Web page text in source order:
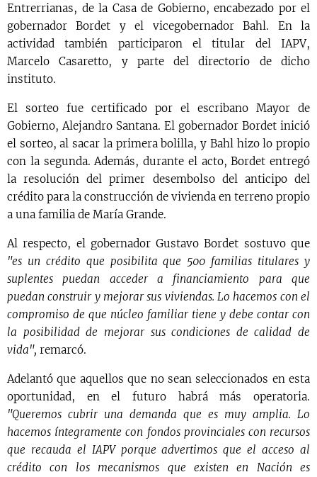
Entrerrianas, de la Casa de Gobierno, encabezado por el
gobernador Bordet y el vicegobernador Bahl. En la
actividad también participaron el titular del IAPV,
Marcelo Casaretto, y parte del directorio de dicho
instituto.
El sorteo fue certificado por el escribano Mayor de
Gobierno, Alejandro Santana. El gobernador Bordet inició
el sorteo, al sacar la primera bolilla, y Bahl hizo lo propio
con la segunda. Además, durante el acto, Bordet entregó
la resolución del primer desembolso del anticipo del
crédito para la construcción de vivienda en terreno propio
a una familia de María Grande.
Al respecto, el gobernador Gustavo Bordet sostuvo que
"es un crédito que posibilita que 500 familias titulares y
suplentes puedan acceder a financiamiento para que
puedan construir y mejorar sus viviendas. Lo hacemos con el
compromiso de que núcleo familiar tiene y debe contar con
la posibilidad de mejorar sus condiciones de calidad de
vida", remarcó.
Adelantó que aquellos que no sean seleccionados en esta
oportunidad, en el futuro habrá más operatoria.
"Queremos cubrir una demanda que es muy amplia. Lo
hacemos íntegramente con fondos provinciales con recursos
que recauda el IAPV porque advertimos que el acceso al
crédito con los mecanismos que existen en Nación es